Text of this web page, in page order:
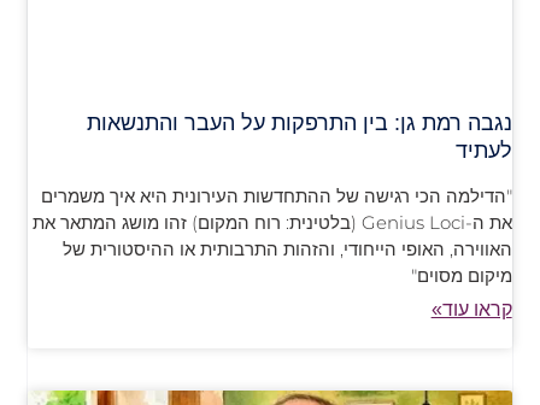
נגבה רמת גן: בין התרפקות על העבר והתנשאות
לעתיד
"הדילמה הכי רגישה של ההתחדשות העירונית היא איך משמרים
את ה-Genius Loci (בלטינית: רוח המקום) זהו מושג המתאר את
האווירה, האופי הייחודי, והזהות התרבותית או ההיסטורית של
מיקום מסוים"
קראו עוד»